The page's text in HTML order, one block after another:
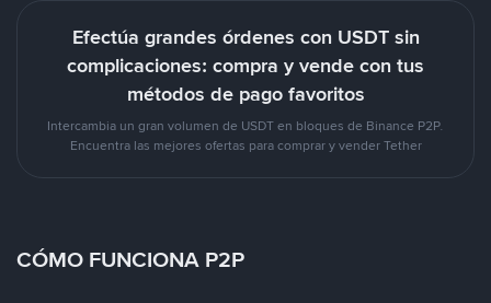
Efectúa grandes órdenes con USDT sin
complicaciones: compra y vende con tus
métodos de pago favoritos
Intercambia un gran volumen de USDT en bloques de Binance P2P.
Encuentra las mejores ofertas para comprar y vender Tether
CÓMO FUNCIONA P2P